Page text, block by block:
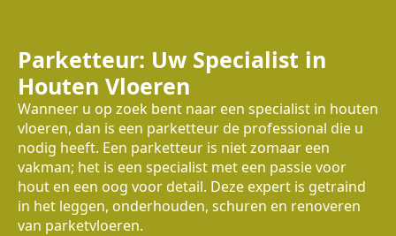
Parketteur: Uw Specialist in
Houten Vloeren
Wanneer u op zoek bent naar een specialist in houten
vloeren, dan is een parketteur de professional die u
nodig heeft. Een parketteur is niet zomaar een
vakman; het is een specialist met een passie voor
hout en een oog voor detail. Deze expert is getraind
in het leggen, onderhouden, schuren en renoveren
van parketvloeren.